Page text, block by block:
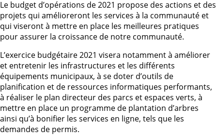
Le budget d’opérations de 2021 propose des actions et des
projets qui amélioreront les services à la communauté et
qui viseront à mettre en place les meilleures pratiques
pour assurer la croissance de notre communauté.
L’exercice budgétaire 2021 visera notamment à améliorer
et entretenir les infrastructures et les différents
équipements municipaux, à se doter d’outils de
planification et de ressources informatiques performants,
à réaliser le plan directeur des parcs et espaces verts, à
mettre en place un programme de plantation d’arbres
ainsi qu’à bonifier les services en ligne, tels que les
demandes de permis.